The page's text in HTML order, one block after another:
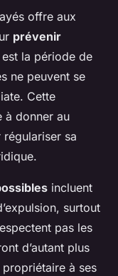
offre aux
prévenir
la période de
ne peuvent se
Cette
à donner au
sa
incluent
surtout
pas les
d’autant plus
à ses